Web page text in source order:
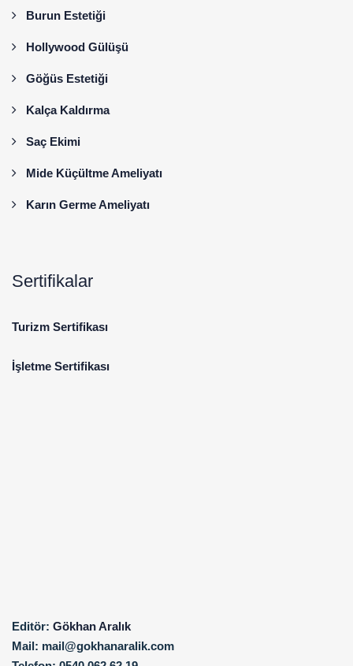
Burun Estetiği
Hollywood Gülüşü
Göğüs Estetiği
Kalça Kaldırma
Saç Ekimi
Mide Küçültme Ameliyatı
Karın Germe Ameliyatı
Sertifikalar
Turizm Sertifikası
İşletme Sertifikası
Editör: Gökhan Aralık
Mail: mail@gokhanaralik.com